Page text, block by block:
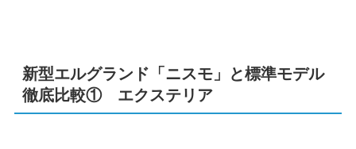
新型エルグランド「ニスモ」と標準モデル
徹底比較① エクステリア